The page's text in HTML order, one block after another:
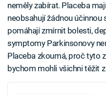
neměly zabírat. Placeba
neobsahují žádnou účinnou
pomáhají zmírnit bolesti,
symptomy Parkinsonovy
Placeba zkoumá, proč tyto
bychom mohli všichni těžit